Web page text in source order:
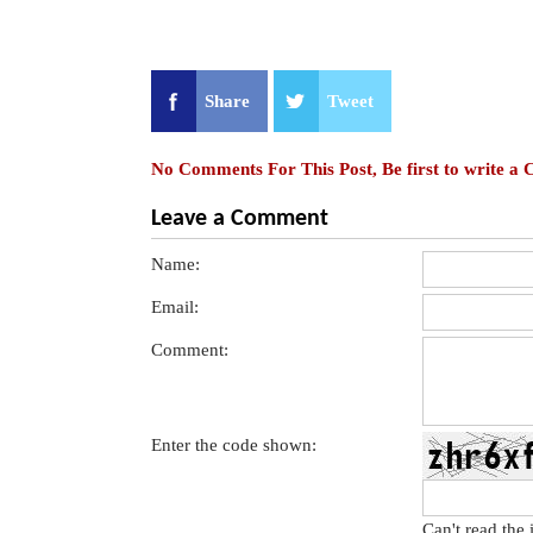
Share Tweet
No Comments For This Post, Be first to write a
Leave a Comment
Name:
Email:
Comment:
Enter the code shown: